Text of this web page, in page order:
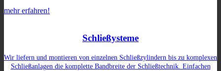
mehr erfahren!
Schließysteme
Wir liefern und montieren von einzelnen Schließzylindern bis zu komplexen
Schließanlagen die komplette Bandbreite der Schließtechnik. Einfachen